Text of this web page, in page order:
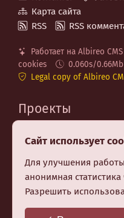
Карта сайта
RSS
RSS
Работает на Albireo CMS
cookies
0.060s/0.66Mb
Legal copy of Albireo
Проекты
Albireo CMS
Berry CSS (CSS
Premium шаблон MF
Заказать создание
Сайт использует
Для улучшения
анонимная
Разрешить